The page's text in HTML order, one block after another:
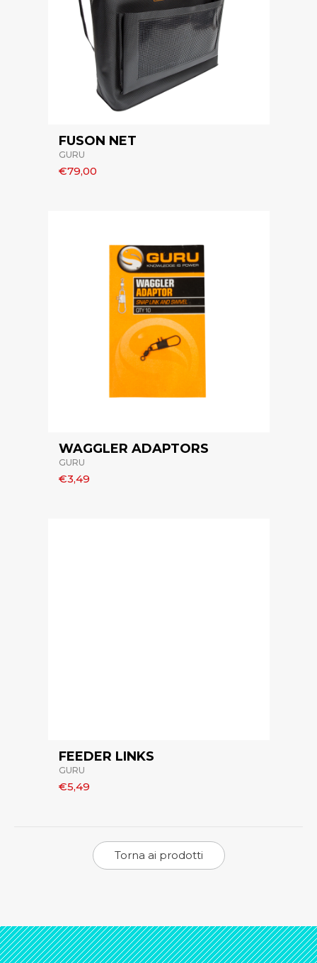
FUSON NET
GURU
€79,00
WAGGLER ADAPTORS
GURU
€3,49
FEEDER LINKS
GURU
€5,49
Torna ai prodotti